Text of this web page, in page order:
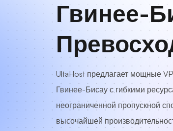
Гвинее-
UltaHost предлагает мощные
Гвинее-Бисау с гибкими
неограниченной пропускной
высочайшей